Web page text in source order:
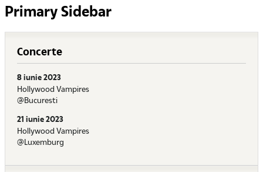
Primary Sidebar
Concerte
8 iunie 2023
Hollywood Vampires
@Bucuresti
21 iunie 2023
Hollywood Vampires
@Luxemburg